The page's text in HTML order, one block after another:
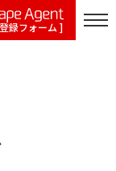
録フォーム ]